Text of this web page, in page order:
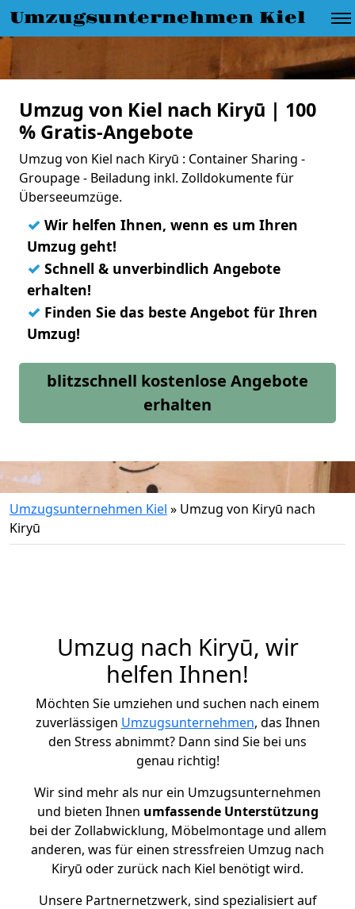
Umzugsunternehmen Kiel
Umzug von Kiel nach Kiryū | 100
% Gratis-Angebote
Umzug von Kiel nach Kiryū : Container Sharing -
Groupage - Beiladung inkl. Zolldokumente für
Überseeumzüge.
✓ Wir helfen Ihnen, wenn es um Ihren
Umzug geht!
✓ Schnell & unverbindlich Angebote
erhalten!
✓ Finden Sie das beste Angebot für Ihren
Umzug!
blitzschnell kostenlose Angebote
erhalten
Umzugsunternehmen Kiel » Umzug von Kiryū nach
Kiryū
Umzug nach Kiryū, wir
helfen Ihnen!
Möchten Sie umziehen und suchen nach einem
zuverlässigen Umzugsunternehmen, das Ihnen
den Stress abnimmt? Dann sind Sie bei uns
genau richtig!
Wir sind mehr als nur ein Umzugsunternehmen
und bieten Ihnen umfassende Unterstützung
bei der Zollabwicklung, Möbelmontage und allem
anderen, was für einen stressfreien Umzug nach
Kiryū oder zurück nach Kiel benötigt wird.
Unsere Partnernetzwerk, sind spezialisiert auf